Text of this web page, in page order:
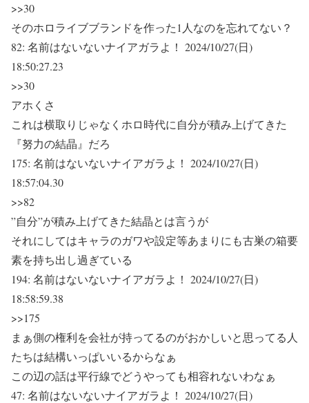
>>30
そのホロライブブランドを作った1人なのを忘れてない？
82: 名前はないないナイアガラよ！ 2024/10/27(日)
18:50:27.23
>>30
アホくさ
これは横取りじゃなくホロ時代に自分が積み上げてきた
『努力の結晶』だろ
175: 名前はないないナイアガラよ！ 2024/10/27(日)
18:57:04.30
>>82
”自分”が積み上げてきた結晶とは言うが
それにしてはキャラのガワや設定等あまりにも古巣の箱要
素を持ち出し過ぎている
194: 名前はないないナイアガラよ！ 2024/10/27(日)
18:58:59.38
>>175
まぁ側の権利を会社が持ってるのがおかしいと思ってる人
たちは結構いっぱいいるからなぁ
この辺の話は平行線でどうやっても相容れないわなぁ
47: 名前はないないナイアガラよ！ 2024/10/27(日)